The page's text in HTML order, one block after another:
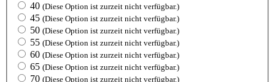
40 (Diese Option ist zurzeit nicht verfügbar.)
45 (Diese Option ist zurzeit nicht verfügbar.)
50 (Diese Option ist zurzeit nicht verfügbar.)
55 (Diese Option ist zurzeit nicht verfügbar.)
60 (Diese Option ist zurzeit nicht verfügbar.)
65 (Diese Option ist zurzeit nicht verfügbar.)
70 (Diese Option ist zurzeit nicht verfügbar.)